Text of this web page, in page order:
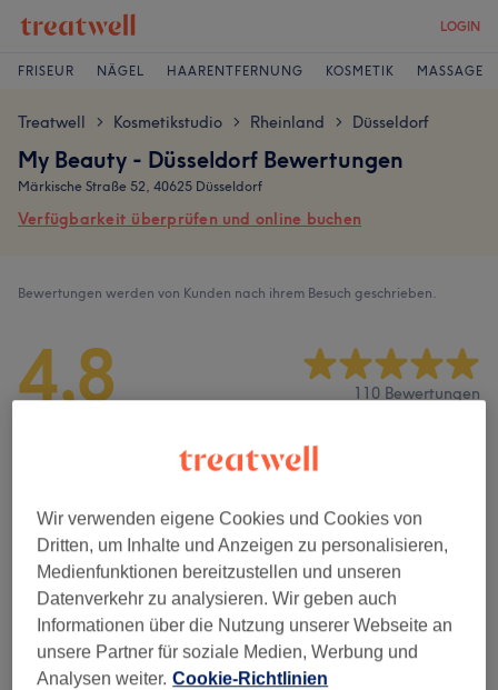
LOGIN
FRISEUR NÄGEL HAARENTFERNUNG KOSMETIK MASSAGE
Treatwell > Kosmetikstudio > Rheinland > Düsseldorf
My Beauty - Düsseldorf Bewertungen
Märkische Straße 52, 40625 Düsseldorf
Verfügbarkeit überprüfen und online buchen
Bewertungen werden von Kunden nach ihrem Besuch geschrieben.
4,8 110 Bewertungen
Service
Bewertungen filtern
Wir verwenden eigene Cookies und Cookies von
Dritten, um Inhalte und Anzeigen zu personalisieren,
Medienfunktionen bereitzustellen und unseren
Datenverkehr zu analysieren. Wir geben auch
Informationen über die Nutzung unserer Webseite an
unsere Partner für soziale Medien, Werbung und
Analysen weiter. Cookie-Richtlinien